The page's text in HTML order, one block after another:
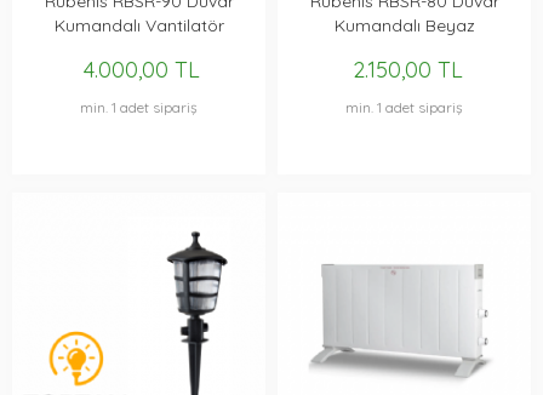
Kumandalı Vantilatör
4.000,00 TL
min. 1 adet sipariş
Kumandalı Beyaz
2.150,00 TL
min. 1 adet sipariş